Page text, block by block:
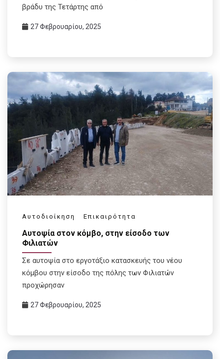
βράδυ της Τετάρτης από
27 Φεβρουαρίου, 2025
Αυτοδιοίκηση Επικαιρότητα
Αυτοψία στον κόμβο, στην είσοδο των
Φιλιατών
Σε αυτοψία στο εργοτάξιο κατασκευής του νέου
κόμβου στην είσοδο της πόλης των Φιλιατών
προχώρησαν
27 Φεβρουαρίου, 2025